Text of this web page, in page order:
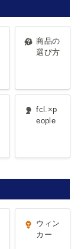
商品の選び
商品の
選び方
fcl.×p
eople
ウィン
カー